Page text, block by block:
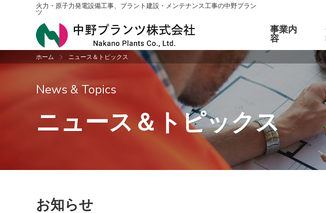
火力・原子力発電設備工事、プラント建設・メンテナンス工事の中野プラン
ツ
事業内
容
機械加工
収納式安全アルミタラップ
アクセス
お知らせ一覧
ホーム ニュース＆トピックス
News & Topics
ニュース＆トピックス
お知らせ